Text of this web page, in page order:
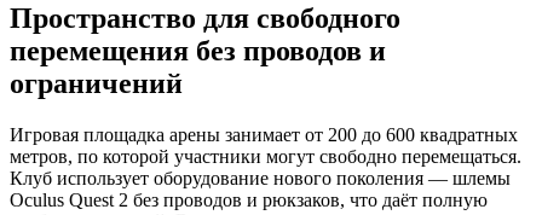
Пространство для свободного
перемещения без проводов и
ограничений
Игровая площадка арены занимает от 200 до 600 квадратных
метров, по которой участники могут свободно перемещаться.
Клуб использует оборудование нового поколения — шлемы
Oculus Quest 2 без проводов и рюкзаков, что даёт полную